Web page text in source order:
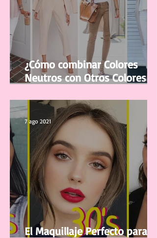
¿Cómo combinar Colores
Neutros con Otros Colores en
la ropa?
7 ago 2021